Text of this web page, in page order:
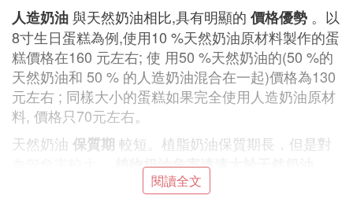
人造奶油與天然奶油相比,具有明顯的 價格優勢 。以
8寸生日蛋糕為例,使用10 %天然奶油原材料製作的蛋
糕價格在160 元左右; 使 用50 %天然奶油的(50 %的
天然奶油和 50 % 的人造奶油混合在一起)價格為130
元左右 ; 同樣大小的蛋糕如果完全使用人造奶油原材
料, 價格只70元左右。
天然奶油 保質期 較短。植脂奶油保質期長，但是對
植物奶油危害遠遠大於天然奶油
天然奶油因含有大量的飽和脂肪酸、會增加人體內膽
閱讀全文